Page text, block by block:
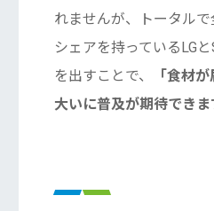
れませんが、トータル
シェアを持っているLG
を出すことで、
「食材
大いに普及が期待できま